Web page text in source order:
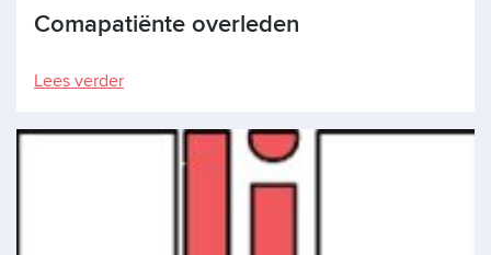
Comapatiënte overleden
Lees verder